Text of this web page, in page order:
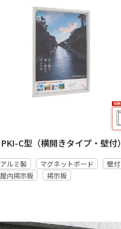
PKI-C型（横開きタイプ・壁付）
アルミ製 マグネットボード
壁付
屋内掲示板
掲示板